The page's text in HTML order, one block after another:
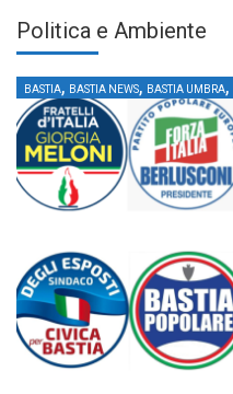
Politica e Ambiente
BASTIA, BASTIA NEWS, BASTIA UMBRA,